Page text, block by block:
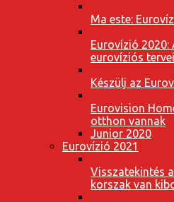
Ma este:
Eurovízió 2020:
eurovíziós
Készülj az
Eurovision
otthon vannak
Junior 2020
Eurovízió 2021
Visszatekintés
korszak van